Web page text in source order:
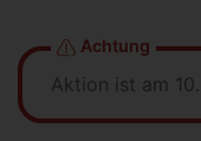
Achtung
Aktion ist am